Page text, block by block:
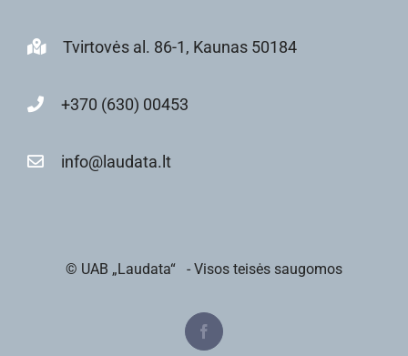
Tvirtovės al. 86-1, Kaunas 50184
+370 (630) 00453
info@laudata.lt
© UAB „Laudata“ - Visos teisės saugomos
Facebook